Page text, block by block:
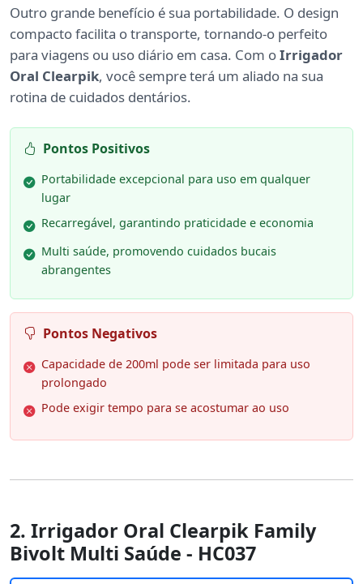
Outro grande benefício é sua portabilidade. O design
compacto facilita o transporte, tornando-o perfeito
para viagens ou uso diário em casa. Com oIrrigador
Oral Clearpik, você sempre terá um aliado na sua
rotina de cuidados dentários.
Pontos Positivos
Portabilidade excepcional para uso em qualquer
lugar
Recarregável, garantindo praticidade e economia
Multi saúde, promovendo cuidados bucais
abrangentes
Pontos Negativos
Capacidade de 200ml pode ser limitada para uso
prolongado
Pode exigir tempo para se acostumar ao uso
2. Irrigador Oral Clearpik Family
Bivolt Multi Saúde - HC037